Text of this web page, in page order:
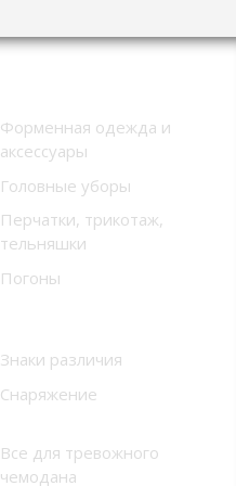
Форменная одежда и
аксессуары
Головные уборы
Перчатки, трикотаж,
тельняшки
Погоны
Знаки различия
Снаряжение
Все для тревожного
чемодана